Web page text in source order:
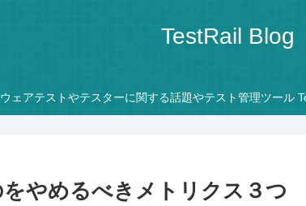
TestRail Blog
ェアテストやテスターに関する話題やテスト管理ツール
やめるべきメトリクス３つ